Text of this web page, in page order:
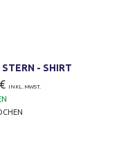
- SHIRT
€ INKL. MWST.